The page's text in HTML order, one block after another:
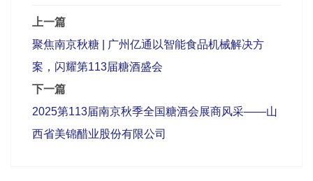
上一篇
聚焦南京秋糖 | 广州亿通以智能食品机械解决方
案，闪耀第113届糖酒盛会
下一篇
2025第113届南京秋季全国糖酒会展商风采——山
西省美锦醋业股份有限公司